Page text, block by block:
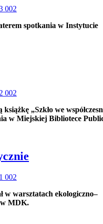
spotkania w Instytucie
„Szkło we
w Miejskiej Bibliotece
w warsztatach ekologiczno–
w MDK.